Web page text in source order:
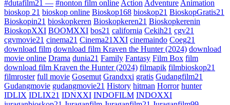
#dutafilm21 — #nonton film online Action Adventure Animation
bioskop 21 bioskop online Bioskop168 bioskop21 BioskopGratis21
Bioskopin21 bioskopkeren Bioskopkeren21 Bioskopkerenin
BioskopXXI BOOMXXI bos21 california Cekih21 cgv21
cgvmovie21 cinema21 Cinema21XXI cinemaindo Coeg21
download film download film Kraven the Hunter (2024) download
movie online Drama dunia21 Family Fantasy Film Box film
download film Kraven the Hunter (2024) filmapik filmbioskop21
filmroster full movie Gosemut Grandxxi gratis Gudangfilm21
Gudangmovie gudangmovie21 History hitman Horror hunter
IDLIX IDLIX21 IDNXXI INDOFILM INDOXXI